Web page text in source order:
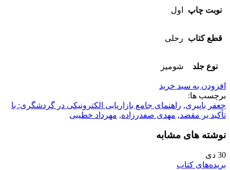
نوبت چاپ اول
قطع کتاب رحلی
نوع جلد شومیز
افزودن به سبد خرید
برچسب ها:
جعفر باپیری, راهنمای جامع بازاریابی الکترونیکی در گردشگری: با
تأکید بر مقصد, مهدی صفدرزاده, مهرداد خطیبی
نوشته های مشابه
30 دی
بریده‌های کتاب